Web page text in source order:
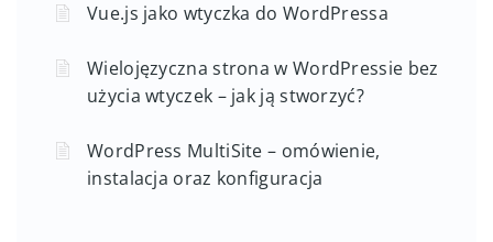
Vue.js jako wtyczka do WordPressa
Wielojęzyczna strona w WordPressie bez
użycia wtyczek – jak ją stworzyć?
WordPress MultiSite – omówienie,
instalacja oraz konfiguracja